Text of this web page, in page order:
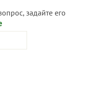
задайте его